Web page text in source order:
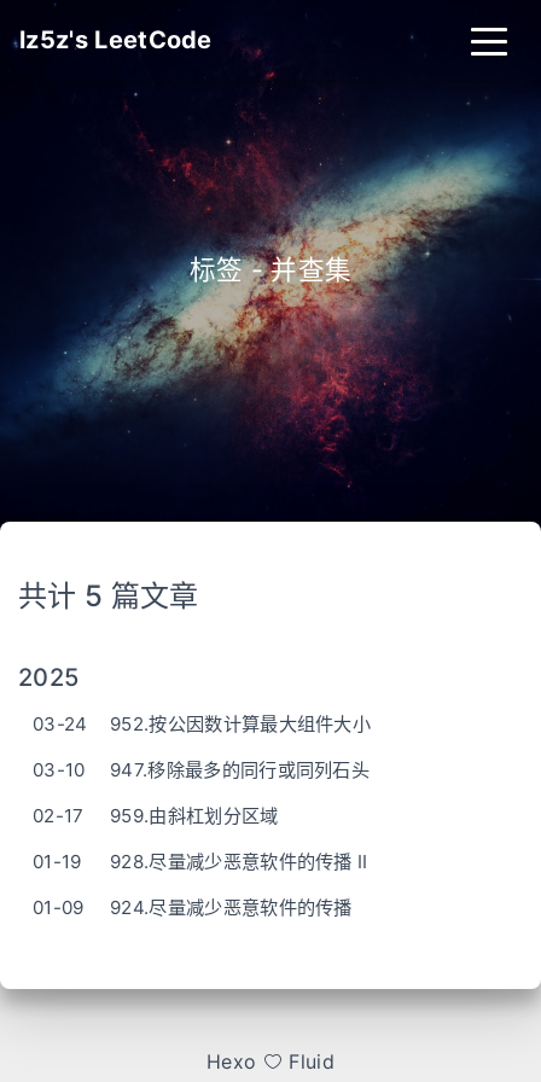
lz5z's LeetCode
标签 - 并查集
共计 5 篇文章
2025
03-24
952.按公因数计算最大组件大小
03-10
947.移除最多的同行或同列石头
02-17
959.由斜杠划分区域
01-19
928.尽量减少恶意软件的传播 II
01-09
924.尽量减少恶意软件的传播
Hexo Fluid